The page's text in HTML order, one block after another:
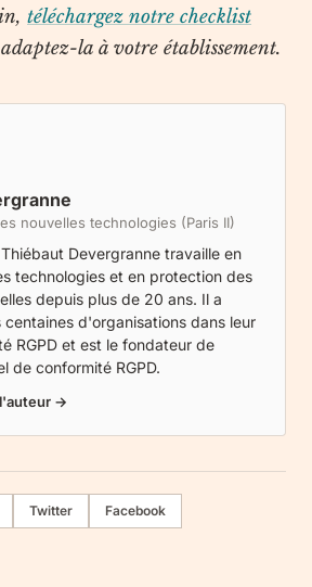
téléchargez notre checklist
la à votre établissement.
nouvelles technologies (Paris II)
Devergranne travaille en
technologies et en protection des
depuis plus de 20 ans. Il a
d'organisations dans leur
RGPD et est le fondateur de
de conformité RGPD.
→
Twitter Facebook